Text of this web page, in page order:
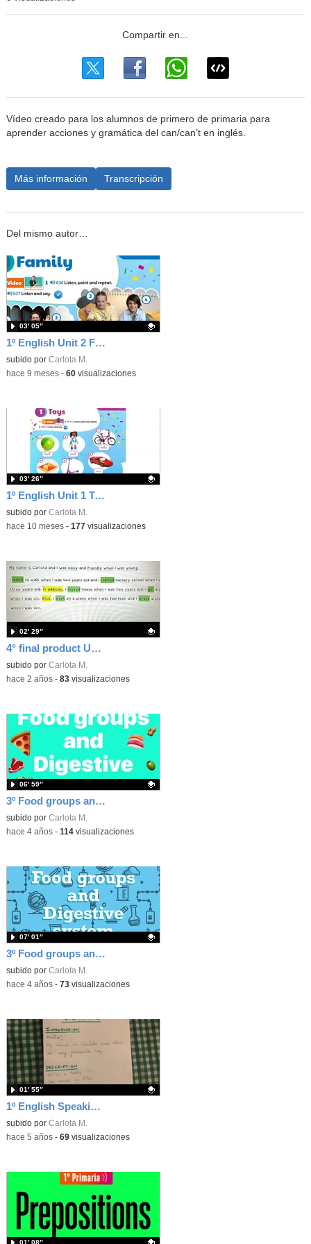
Vídeo creado para los alumnos de primero de primaria para
aprender acciones y gramática del can/can’t en inglés.
Más información Transcripción
Del mismo autor…
1º English Unit 2 Family
Contenido educativo.
subido por Carlota M.
03′ 05″
-hace 9 meses- 60visualizaciones
1º English Unit 1 Toys
Contenido educativo.
subido por Carlota M.
03′ 26″
-hace 10 meses- 177visualizaciones
4° final product Unit 2
Contenido educativo.
subido por Carlota M.
02′ 29″
-hace 2 años- 83visualizaciones
3º Food groups and digestive system
Contenido educativo.
subido por Carlota M.
06′ 59″
-hace 4 años- 114visualizaciones
3º Food groups and Digestive System
Contenido educativo.
subido por Carlota M.
07′ 01″
-hace 4 años- 73visualizaciones
1º English Speaking project. Favourite toy
Contenido educativo.
subido por Carlota M.
01′ 55″
-hace 5 años- 69visualizaciones
01′ 08″